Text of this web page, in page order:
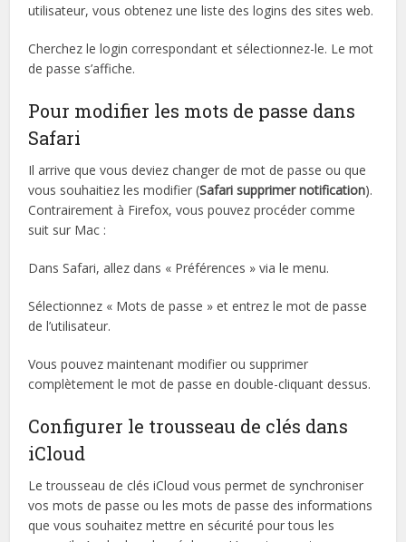
utilisateur, vous obtenez une liste des logins des sites web.
Cherchez le login correspondant et sélectionnez-le. Le mot
de passe s’affiche.
Pour modifier les mots de passe dans
Safari
Il arrive que vous deviez changer de mot de passe ou que
vous souhaitiez les modifier (Safari supprimer notification).
Contrairement à Firefox, vous pouvez procéder comme
suit sur Mac :
Dans Safari, allez dans « Préférences » via le menu.
Sélectionnez « Mots de passe » et entrez le mot de passe
de l’utilisateur.
Vous pouvez maintenant modifier ou supprimer
complètement le mot de passe en double-cliquant dessus.
Configurer le trousseau de clés dans
iCloud
Le trousseau de clés iCloud vous permet de synchroniser
vos mots de passe ou les mots de passe des informations
que vous souhaitez mettre en sécurité pour tous les